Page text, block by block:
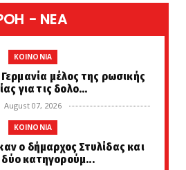
- NEA
KOINONIA
μέλος της ρωσικής
για τις δολο...
August 07, 2026
KOINONIA
ο δήμαρχος Στυλίδας και
δύο κατηγορούμ...